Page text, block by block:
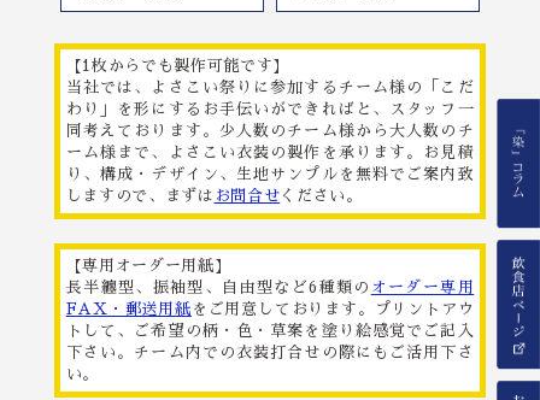
【1枚からでも製作可能です】
当社では、よさこい祭りに参加するチーム様の「こだ
わり」を形にするお手伝いができればと、スタッフ一
同考えております。少人数のチーム様から大人数のチ
ーム様まで、よさこい衣装の製作を承ります。お見積
り、構成・デザイン、生地サンプルを無料でご案内致
しますので、まずは お問合せ ください。
【専用オーダー用紙】
長半纏型、振袖型、自由型など6種類の オーダー専用
FAX・郵送用紙 をご用意しております。プリントアウ
トして、ご希望の柄・色・草案を塗り絵感覚でご記入
下さい。チーム内での衣装打合せの際にもご活用下さ
い。